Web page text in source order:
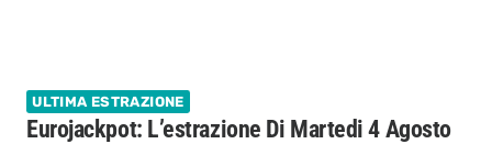
ULTIMA ESTRAZIONE
Eurojackpot: L’estrazione Di Martedi 4 Agosto